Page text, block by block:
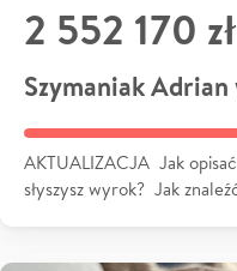
2 552 170 zł
Szymaniak
AKTUALIZACJA Jak
słyszysz wyrok? Jak